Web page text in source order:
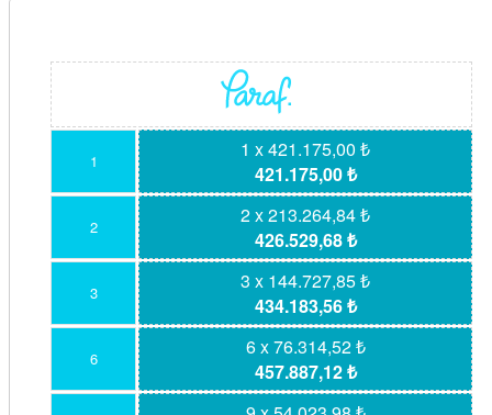
1
1 x 421.175,00 ₺
421.175,00 ₺
2
2 x 213.264,84 ₺
426.529,68 ₺
3
3 x 144.727,85 ₺
434.183,56 ₺
6
6 x 76.314,52 ₺
457.887,12 ₺